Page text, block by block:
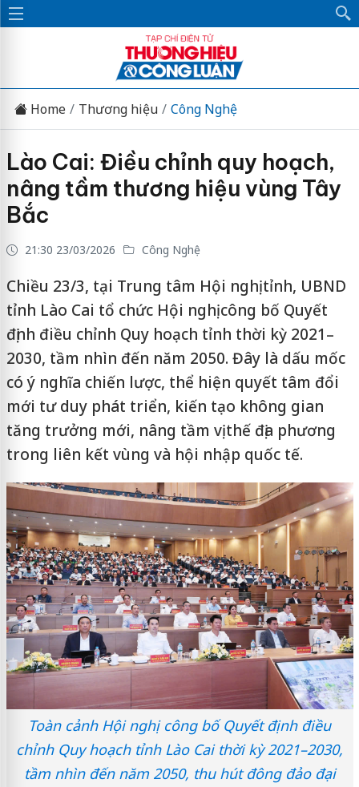
Home Thương hiệu Công Nghệ
Lào Cai: Điều chỉnh quy hoạch,
nâng tầm thương hiệu vùng Tây
Bắc
21:30 23/03/2026 Công Nghệ
Chiều 23/3, tại Trung tâm Hội nghị tỉnh, UBND
tỉnh Lào Cai tổ chức Hội nghị công bố Quyết
định điều chỉnh Quy hoạch tỉnh thời kỳ 2021–
2030, tầm nhìn đến năm 2050. Đây là dấu mốc
có ý nghĩa chiến lược, thể hiện quyết tâm đổi
mới tư duy phát triển, kiến tạo không gian
tăng trưởng mới, nâng tầm vị thế địa phương
trong liên kết vùng và hội nhập quốc tế.
Toàn cảnh Hội nghị công bố Quyết định điều
chỉnh Quy hoạch tỉnh Lào Cai thời kỳ 2021–2030,
tầm nhìn đến năm 2050, thu hút đông đảo đại